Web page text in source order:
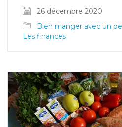
26 décembre 2020
Bien manger avec un
Les finances